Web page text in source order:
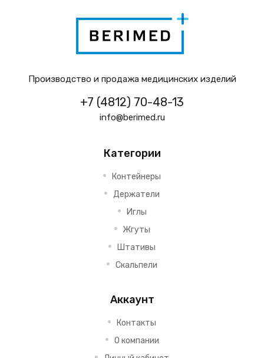
Производство и продажа медицинских изделий
+7 (4812) 70-48-13
info@berimed.ru
Категории
Контейнеры
Держатели
Иглы
Жгуты
Штативы
Скальпели
Аккаунт
Контакты
О компании